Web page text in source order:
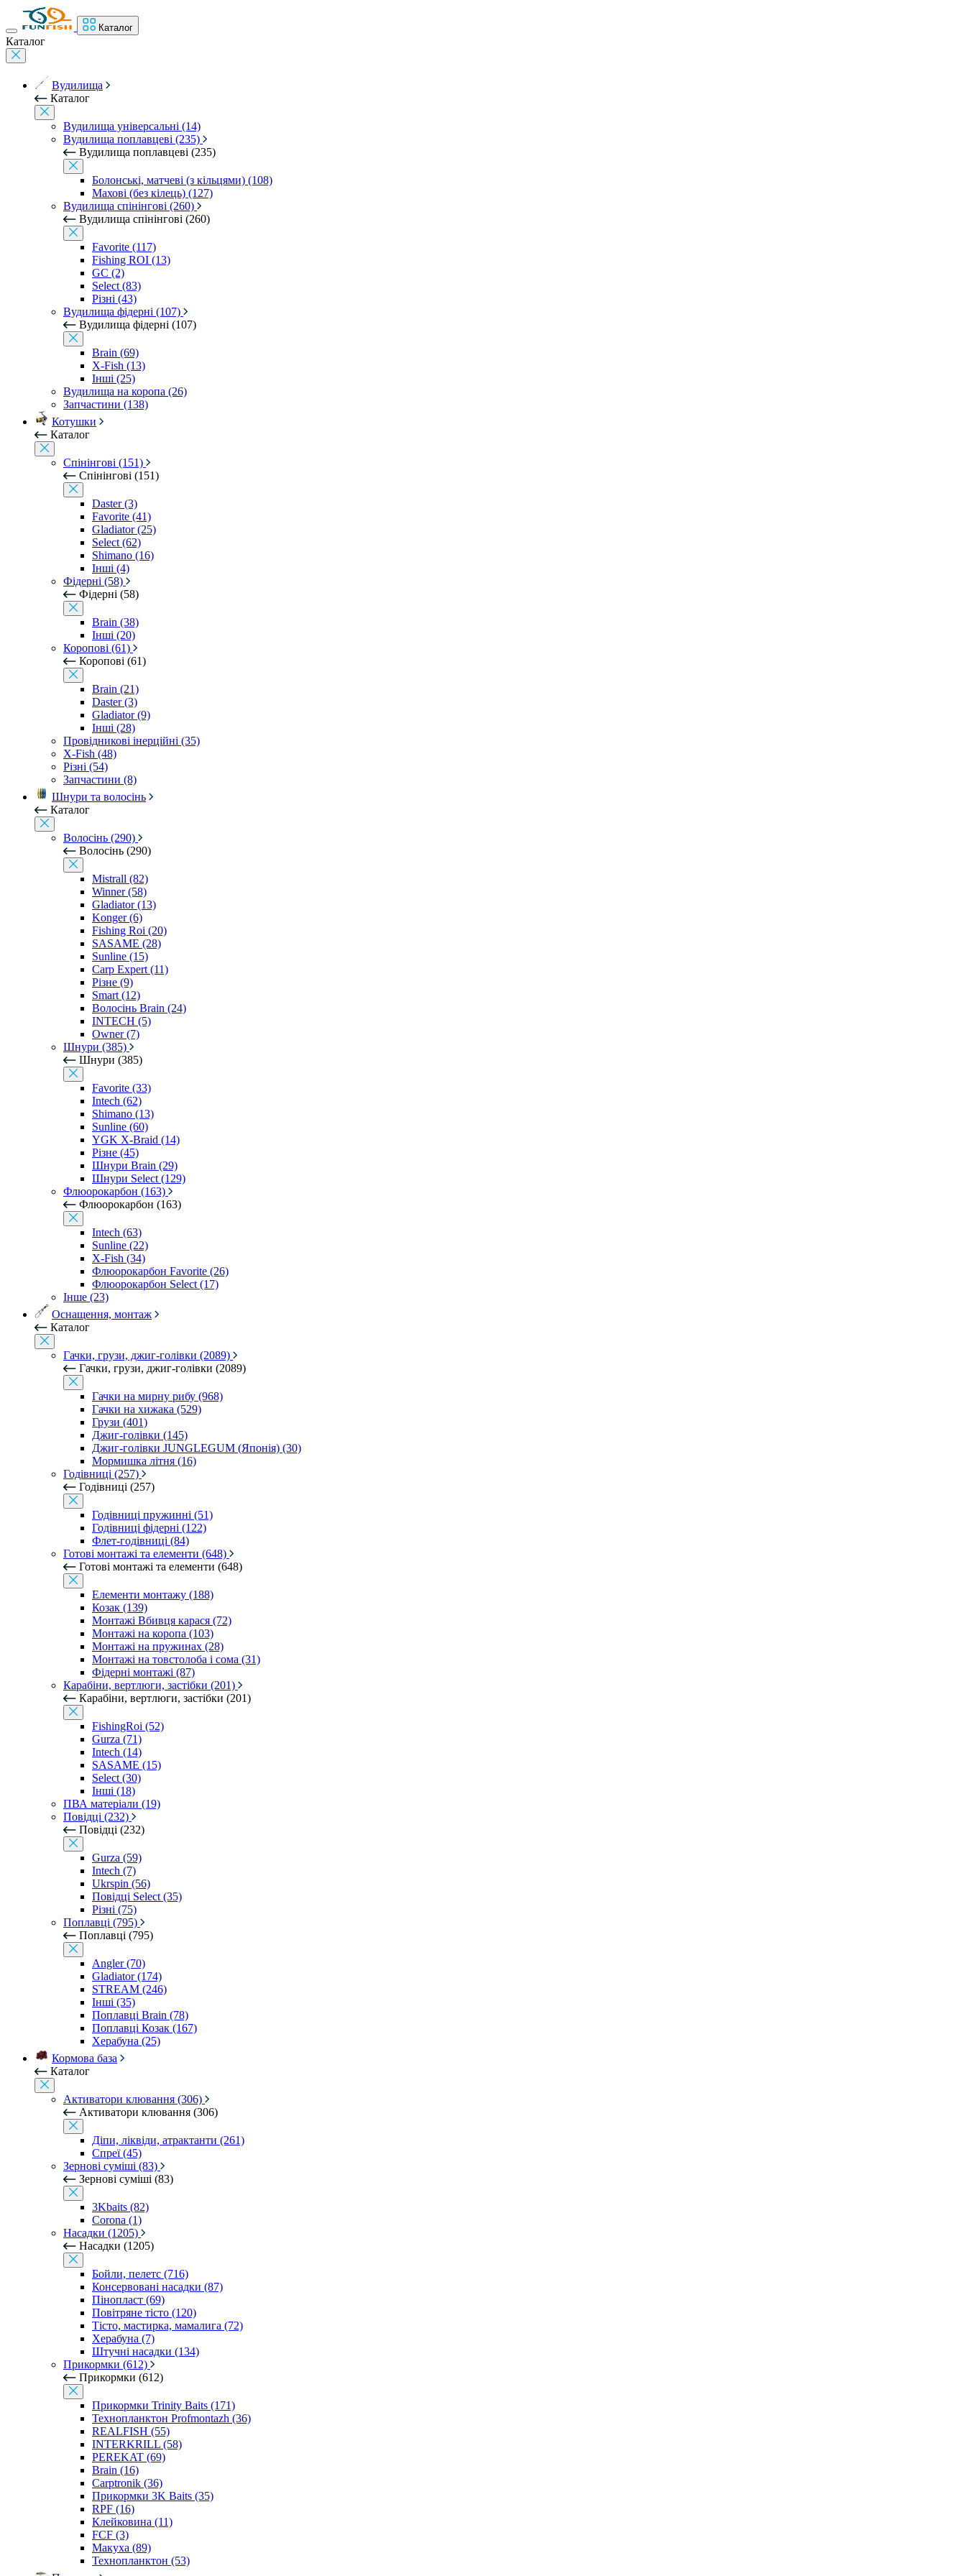
Каталог
Каталог
Вудилища
Каталог
Вудилища універсальні (14)
Вудилища поплавцеві (235)
Вудилища поплавцеві (235)
Болонські, матчеві (з кільцями) (108)
Махові (без кілець) (127)
Вудилища спінінгові (260)
Вудилища спінінгові (260)
Favorite (117)
Fishing ROI (13)
GC (2)
Select (83)
Різні (43)
Вудилища фідерні (107)
Вудилища фідерні (107)
Brain (69)
X-Fish (13)
Інші (25)
Вудилища на коропа (26)
Запчастини (138)
Котушки
Каталог
Спінінгові (151)
Спінінгові (151)
Daster (3)
Favorite (41)
Gladiator (25)
Select (62)
Shimano (16)
Інші (4)
Фідерні (58)
Фідерні (58)
Brain (38)
Інші (20)
Коропові (61)
Коропові (61)
Brain (21)
Daster (3)
Gladiator (9)
Інші (28)
Провідникові інерційні (35)
X-Fish (48)
Різні (54)
Запчастини (8)
Шнури та волосінь
Каталог
Волосінь (290)
Волосінь (290)
Mistrall (82)
Winner (58)
Gladiator (13)
Konger (6)
Fishing Roi (20)
SASAME (28)
Sunline (15)
Carp Expert (11)
Різне (9)
Smart (12)
Волосінь Brain (24)
INTECH (5)
Owner (7)
Шнури (385)
Шнури (385)
Favorite (33)
Intech (62)
Shimano (13)
Sunline (60)
YGK X-Braid (14)
Різне (45)
Шнури Brain (29)
Шнури Select (129)
Флюорокарбон (163)
Флюорокарбон (163)
Intech (63)
Sunline (22)
X-Fish (34)
Флюорокарбон Favorite (26)
Флюорокарбон Select (17)
Інше (23)
Оснащення, монтаж
Каталог
Гачки, грузи, джиг-голівки (2089)
Гачки, грузи, джиг-голівки (2089)
Гачки на мирну рибу (968)
Гачки на хижака (529)
Грузи (401)
Джиг-голівки (145)
Джиг-голівки JUNGLEGUM (Японія) (30)
Мормишка літня (16)
Годівниці (257)
Годівниці (257)
Годівниці пружинні (51)
Годівниці фідерні (122)
Флет-годівниці (84)
Готові монтажі та елементи (648)
Готові монтажі та елементи (648)
Елементи монтажу (188)
Козак (139)
Монтажі Вбивця карася (72)
Монтажі на коропа (103)
Монтажі на пружинах (28)
Монтажі на товстолоба і сома (31)
Фідерні монтажі (87)
Карабіни, вертлюги, застібки (201)
Карабіни, вертлюги, застібки (201)
FishingRoi (52)
Gurza (71)
Intech (14)
SASAME (15)
Select (30)
Інші (18)
ПВА матеріали (19)
Повідці (232)
Повідці (232)
Gurza (59)
Intech (7)
Ukrspin (56)
Повідці Select (35)
Різні (75)
Поплавці (795)
Поплавці (795)
Angler (70)
Gladiator (174)
STREAM (246)
Інші (35)
Поплавці Brain (78)
Поплавці Козак (167)
Херабуна (25)
Кормова база
Каталог
Активатори клювання (306)
Активатори клювання (306)
Діпи, ліквіди, атрактанти (261)
Спреї (45)
Зернові суміші (83)
Зернові суміші (83)
3Kbaits (82)
Corona (1)
Насадки (1205)
Насадки (1205)
Бойли, пелетс (716)
Консервовані насадки (87)
Пінопласт (69)
Повітряне тісто (120)
Тісто, мастирка, мамалига (72)
Херабуна (7)
Штучні насадки (134)
Прикормки (612)
Прикормки (612)
Прикормки Trinity Baits (171)
Технопланктон Profmontazh (36)
REALFISH (55)
INTERKRILL (58)
PEREKAT (69)
Brain (16)
Carptronik (36)
Прикормки 3K Baits (35)
RPF (16)
Клейковина (11)
FCF (3)
Макуха (89)
Технопланктон (53)